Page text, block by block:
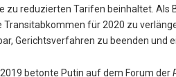
zu reduzierten Tarifen beinhaltet. Als
Transitabkommen für 2020 zu
Gerichtsverfahren zu beenden und
2019 betonte Putin auf dem Forum der